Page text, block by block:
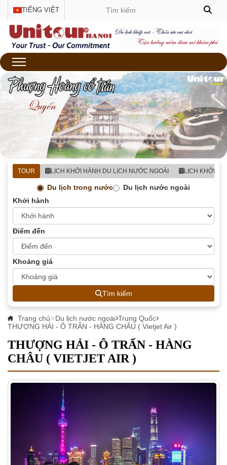
TIẾNG VIỆT
TOUR LỊCH KHỞI HÀNH DU LỊCH NƯỚC NGOÀI LỊCH KHỞI
Du lịch trong nước
Du lịch nước ngoài
Khởi hành
Điểm đến
Khoảng giá
Tìm kiếm
Trang chủ Du lịch nước ngoài Trung Quốc
THƯỢNG HẢI - Ô TRẤN - HÀNG CHÂU ( Vietjet Air )
THƯỢNG HẢI - Ô TRẤN - HÀNG
CHÂU ( VIETJET AIR )